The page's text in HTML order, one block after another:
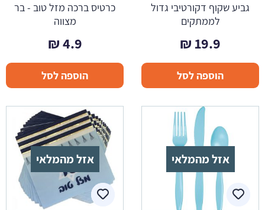
גביע שקוף דקורטיבי גדול
לממתקים
19.9
₪
הוספה לסל
כרטיס ברכה מזל טוב - בר
מצווה
4.9
₪
הוספה לסל
אזל מהמלאי אזל מהמלאי